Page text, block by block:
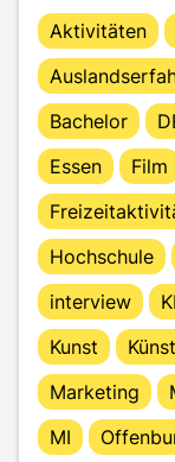
Aktivitäten
Bachelor
Essen
Film
Hochschule
interview
KI
Kunst
Marketing
MI